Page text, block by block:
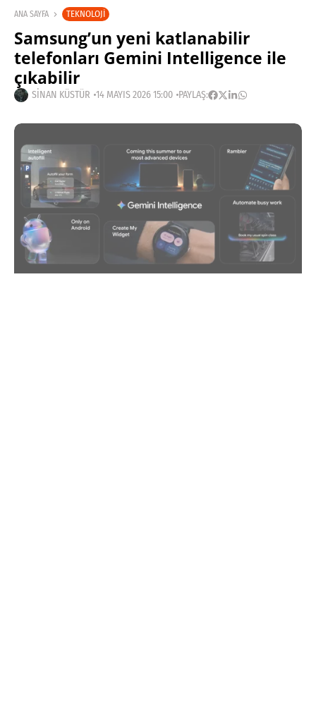
ANA SAYFA TEKNOLOJI
Samsung’un yeni katlanabilir
telefonları Gemini Intelligence ile
çıkabilir
SINAN KÜSTÜR 14 MAYIS 2026 15:00 PAYLAŞ: